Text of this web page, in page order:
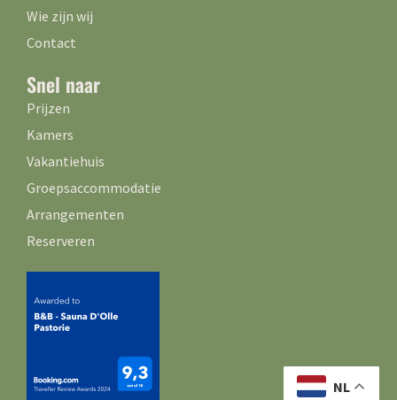
Wie zijn wij
Contact
Snel naar
Prijzen
Kamers
Vakantiehuis
Groepsaccommodatie
Arrangementen
Reserveren
NL